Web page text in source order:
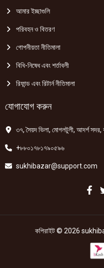
আমার ইচ্ছাগুলি
পরিবহন ও বিতরণ
গোপনীয়তা নীতিমালা
বিধি-নিষেধ এবং শর্তাবলী
রিফান্ড এবং রিটার্ন নীতিমালা
যোগাযোগ করুন
৩৭, সৈয়দ ভিলা, মোগলটুলী, আদর্শ সদর,
+৮৮০১৭৮১৭৯০৫৯৬
sukhibazar@support.com
কপিরাইট © 2026